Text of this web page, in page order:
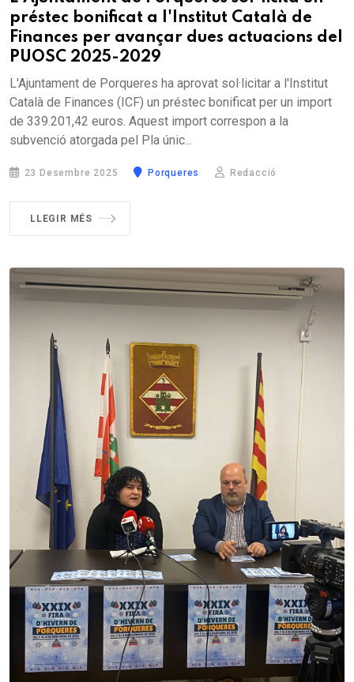
préstec bonificat a l'Institut Català de
Finances per avançar dues actuacions del
PUOSC 2025-2029
L'Ajuntament de Porqueres ha aprovat sol·licitar a l'Institut
Català de Finances (ICF) un préstec bonificat per un import
de 339.201,42 euros. Aquest import correspon a la
subvenció atorgada pel Pla únic...
23 Desembre 2025 Porqueres Redacció
LLEGIR MÉS